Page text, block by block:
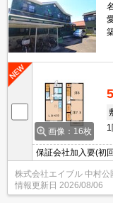
画像：16枚
1
保証会社加入要(初
人気のメゾネット。
株式会社エイブル 中村公
情報更新日 2026/08/06